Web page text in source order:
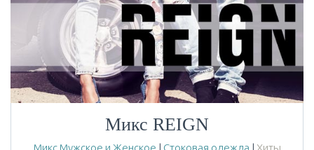
Микс REIGN
Микс Мужское и Женское | Стоковая одежда | Хиты